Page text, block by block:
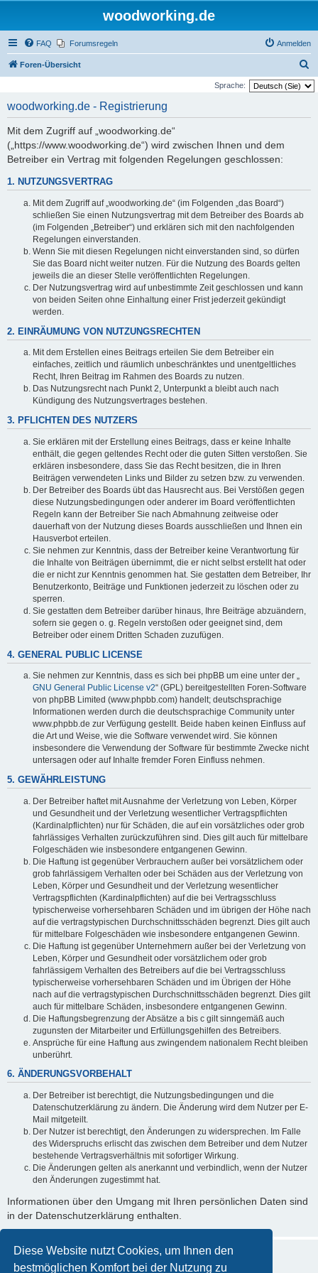
Diese Website nutzt Cookies, um Ihnen den
bestmöglichen Komfort bei der Nutzung zu
woodworking.de
FAQ Forumsregeln Anmelden
Foren-Übersicht
u
Sprache:
woodworking.de - Registrierung
Mit dem Zugriff auf „woodworking.de“
(„https://www.woodworking.de“) wird zwischen Ihnen und dem
Betreiber ein Vertrag mit folgenden Regelungen geschlossen:
1. NUTZUNGSVERTRAG
Mit dem Zugriff auf „woodworking.de“ (im Folgenden „das Board“)
schließen Sie einen Nutzungsvertrag mit dem Betreiber des Boards ab
(im Folgenden „Betreiber“) und erklären sich mit den nachfolgenden
Regelungen einverstanden.
Wenn Sie mit diesen Regelungen nicht einverstanden sind, so dürfen
Sie das Board nicht weiter nutzen. Für die Nutzung des Boards gelten
jeweils die an dieser Stelle veröffentlichten Regelungen.
Der Nutzungsvertrag wird auf unbestimmte Zeit geschlossen und kann
von beiden Seiten ohne Einhaltung einer Frist jederzeit gekündigt
werden.
2. EINRÄUMUNG VON NUTZUNGSRECHTEN
Mit dem Erstellen eines Beitrags erteilen Sie dem Betreiber ein
einfaches, zeitlich und räumlich unbeschränktes und unentgeltliches
Recht, Ihren Beitrag im Rahmen des Boards zu nutzen.
Das Nutzungsrecht nach Punkt 2, Unterpunkt a bleibt auch nach
Kündigung des Nutzungsvertrages bestehen.
3. PFLICHTEN DES NUTZERS
Sie erklären mit der Erstellung eines Beitrags, dass er keine Inhalte
enthält, die gegen geltendes Recht oder die guten Sitten verstoßen. Sie
erklären insbesondere, dass Sie das Recht besitzen, die in Ihren
Beiträgen verwendeten Links und Bilder zu setzen bzw. zu verwenden.
Der Betreiber des Boards übt das Hausrecht aus. Bei Verstößen gegen
diese Nutzungsbedingungen oder anderer im Board veröffentlichten
Regeln kann der Betreiber Sie nach Abmahnung zeitweise oder
dauerhaft von der Nutzung dieses Boards ausschließen und Ihnen ein
Hausverbot erteilen.
Sie nehmen zur Kenntnis, dass der Betreiber keine Verantwortung für
die Inhalte von Beiträgen übernimmt, die er nicht selbst erstellt hat oder
die er nicht zur Kenntnis genommen hat. Sie gestatten dem Betreiber, Ihr
Benutzerkonto, Beiträge und Funktionen jederzeit zu löschen oder zu
sperren.
Sie gestatten dem Betreiber darüber hinaus, Ihre Beiträge abzuändern,
sofern sie gegen o. g. Regeln verstoßen oder geeignet sind, dem
Betreiber oder einem Dritten Schaden zuzufügen.
4. GENERAL PUBLIC LICENSE
Sie nehmen zur Kenntnis, dass es sich bei phpBB um eine unter der „
GNU General Public License v2“ (GPL) bereitgestellten Foren-Software
von phpBB Limited (www.phpbb.com) handelt; deutschsprachige
Informationen werden durch die deutschsprachige Community unter
www.phpbb.de zur Verfügung gestellt. Beide haben keinen Einfluss auf
die Art und Weise, wie die Software verwendet wird. Sie können
insbesondere die Verwendung der Software für bestimmte Zwecke nicht
untersagen oder auf Inhalte fremder Foren Einfluss nehmen.
5. GEWÄHRLEISTUNG
Der Betreiber haftet mit Ausnahme der Verletzung von Leben, Körper
und Gesundheit und der Verletzung wesentlicher Vertragspflichten
(Kardinalpflichten) nur für Schäden, die auf ein vorsätzliches oder grob
fahrlässiges Verhalten zurückzuführen sind. Dies gilt auch für mittelbare
Folgeschäden wie insbesondere entgangenen Gewinn.
Die Haftung ist gegenüber Verbrauchern außer bei vorsätzlichem oder
grob fahrlässigem Verhalten oder bei Schäden aus der Verletzung von
Leben, Körper und Gesundheit und der Verletzung wesentlicher
Vertragspflichten (Kardinalpflichten) auf die bei Vertragsschluss
typischerweise vorhersehbaren Schäden und im übrigen der Höhe nach
auf die vertragstypischen Durchschnittsschäden begrenzt. Dies gilt auch
für mittelbare Folgeschäden wie insbesondere entgangenen Gewinn.
Die Haftung ist gegenüber Unternehmern außer bei der Verletzung von
Leben, Körper und Gesundheit oder vorsätzlichem oder grob
fahrlässigem Verhalten des Betreibers auf die bei Vertragsschluss
typischerweise vorhersehbaren Schäden und im Übrigen der Höhe
nach auf die vertragstypischen Durchschnittsschäden begrenzt. Dies gilt
auch für mittelbare Schäden, insbesondere entgangenen Gewinn.
Die Haftungsbegrenzung der Absätze a bis c gilt sinngemäß auch
zugunsten der Mitarbeiter und Erfüllungsgehilfen des Betreibers.
Ansprüche für eine Haftung aus zwingendem nationalem Recht bleiben
unberührt.
6. ÄNDERUNGSVORBEHALT
Der Betreiber ist berechtigt, die Nutzungsbedingungen und die
Datenschutzerklärung zu ändern. Die Änderung wird dem Nutzer per E-
Mail mitgeteilt.
Der Nutzer ist berechtigt, den Änderungen zu widersprechen. Im Falle
des Widerspruchs erlischt das zwischen dem Betreiber und dem Nutzer
bestehende Vertragsverhältnis mit sofortiger Wirkung.
Die Änderungen gelten als anerkannt und verbindlich, wenn der Nutzer
den Änderungen zugestimmt hat.
Informationen über den Umgang mit Ihren persönlichen Daten sind
in der Datenschutzerklärung enthalten.